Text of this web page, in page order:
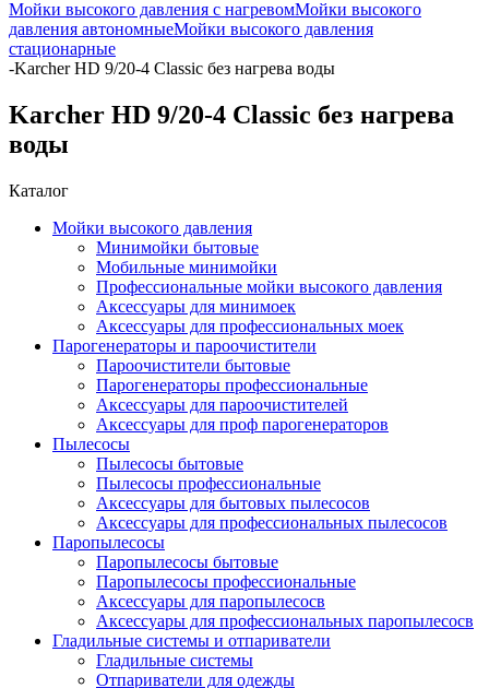
Мойки высокого давления с нагревомМойки высокого
давления автономныеМойки высокого давления
стационарные
-Karcher HD 9/20-4 Classic без нагрева воды
Karcher HD 9/20-4 Classic без нагрева
воды
Каталог
Мойки высокого давления
Минимойки бытовые
Мобильные минимойки
Профессиональные мойки высокого давления
Аксессуары для минимоек
Аксессуары для профессиональных моек
Парогенераторы и пароочистители
Пароочистители бытовые
Парогенераторы профессиональные
Аксессуары для пароочистителей
Аксессуары для проф парогенераторов
Пылесосы
Пылесосы бытовые
Пылесосы профессиональные
Аксессуары для бытовых пылесосов
Аксессуары для профессиональных пылесосов
Паропылесосы
Паропылесосы бытовые
Паропылесосы профессиональные
Аксессуары для паропылесосв
Аксессуары для профессиональных паропылесосв
Гладильные системы и отпариватели
Гладильные системы
Отпариватели для одежды